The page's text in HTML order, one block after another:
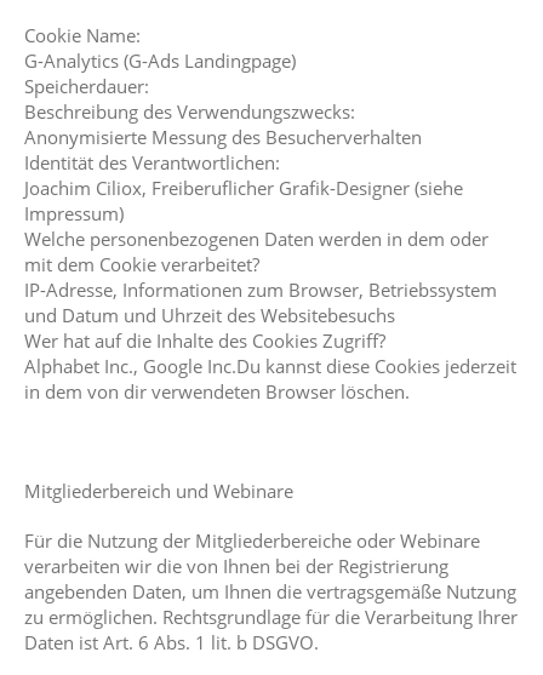
Cookie Name:
G-Analytics (G-Ads Landingpage)
Speicherdauer:
Beschreibung des Verwendungszwecks:
Anonymisierte Messung des Besucherverhalten
Identität des Verantwortlichen:
Joachim Ciliox, Freiberuflicher Grafik-Designer (siehe
Impressum)
Welche personenbezogenen Daten werden in dem oder
mit dem Cookie verarbeitet?
IP-Adresse, Informationen zum Browser, Betriebssystem
und Datum und Uhrzeit des Websitebesuchs
Wer hat auf die Inhalte des Cookies Zugriff?
Alphabet Inc., Google Inc.Du kannst diese Cookies jederzeit
in dem von dir verwendeten Browser löschen.
Mitgliederbereich und Webinare
Für die Nutzung der Mitgliederbereiche oder Webinare
verarbeiten wir die von Ihnen bei der Registrierung
angebenden Daten, um Ihnen die vertragsgemäße Nutzung
zu ermöglichen. Rechtsgrundlage für die Verarbeitung Ihrer
Daten ist Art. 6 Abs. 1 lit. b DSGVO.